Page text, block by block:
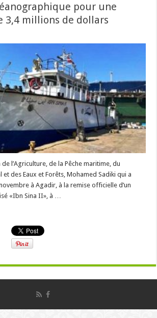
pour une
3,4 millions de dollars
l’Agriculture, de la Pêche maritime, du
des Eaux et Forêts, Mohamed Sadiki qui a
à Agadir, à la remise officielle d’un
«Ibn Sina II», à …